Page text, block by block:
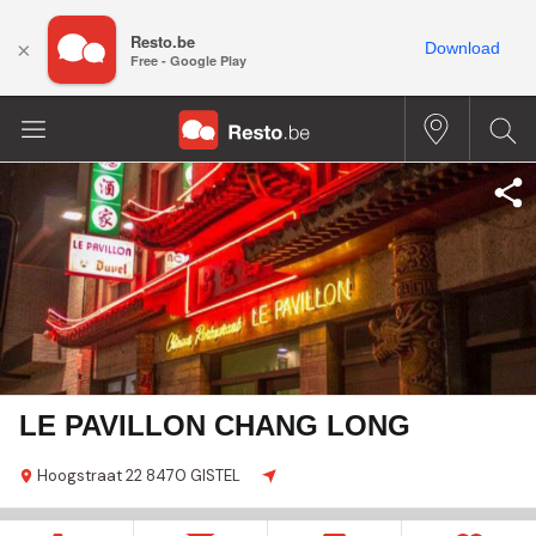
LE PAVILLON CHANG LONG
Hoogstraat228470 GISTEL
× Resto.be
Free - Google Play
Download